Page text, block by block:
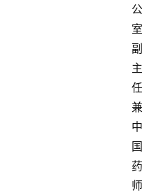
公
室
副
主
任
兼
中
国
药
师